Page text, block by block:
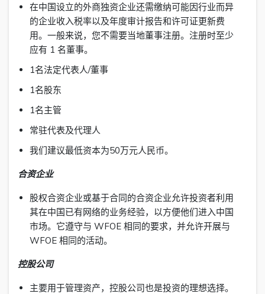
在中国设立的外商独资企业还需缴纳可能因行业而异
的企业收入税率以及年度审计报告和许可证更新费
用。一般来说，您不需要当地董事注册。注册时至少
应有 1 名董事。
1名法定代表人/董事
1名股东
1名主管
常驻代表及代理人
我们建议最低资本为50万元人民币。
合资企业
股权合资企业或基于合同的合资企业允许投资者利用
其在中国已有网络的业务经验，以方便他们进入中国
市场。它遵守与 WFOE 相同的要求，并允许开展与
WFOE 相同的活动。
控股公司
主要用于管理资产，控股公司也是投资的理想选择。